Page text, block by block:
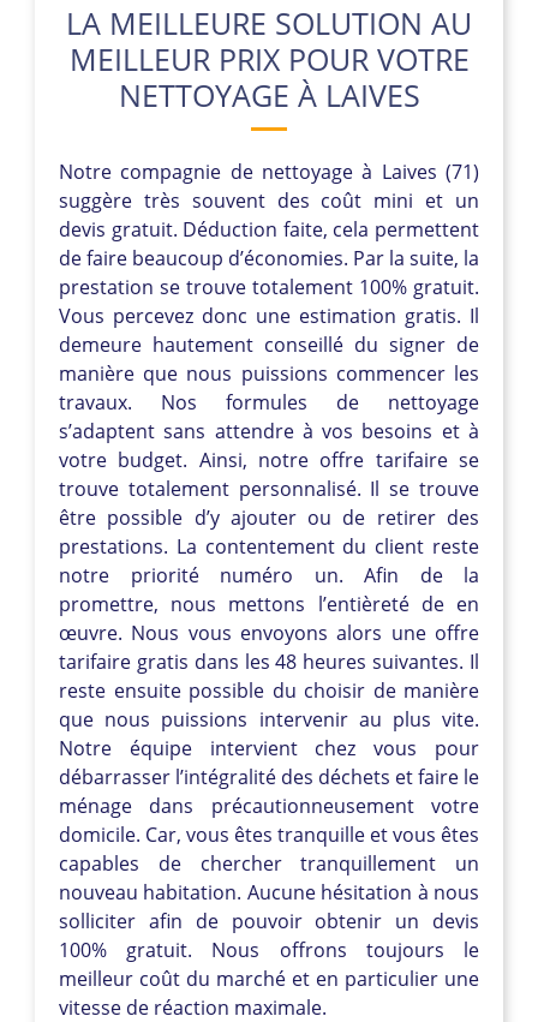
LA MEILLEURE SOLUTION AU
MEILLEUR PRIX POUR VOTRE
NETTOYAGE À LAIVES
Notre compagnie de nettoyage à Laives (71)
suggère très souvent des coût mini et un
devis gratuit. Déduction faite, cela permettent
de faire beaucoup d’économies. Par la suite, la
prestation se trouve totalement 100% gratuit.
Vous percevez donc une estimation gratis. Il
demeure hautement conseillé du signer de
manière que nous puissions commencer les
travaux. Nos formules de nettoyage
s’adaptent sans attendre à vos besoins et à
votre budget. Ainsi, notre offre tarifaire se
trouve totalement personnalisé. Il se trouve
être possible d’y ajouter ou de retirer des
prestations. La contentement du client reste
notre priorité numéro un. Afin de la
promettre, nous mettons l’entièreté de en
œuvre. Nous vous envoyons alors une offre
tarifaire gratis dans les 48 heures suivantes. Il
reste ensuite possible du choisir de manière
que nous puissions intervenir au plus vite.
Notre équipe intervient chez vous pour
débarrasser l’intégralité des déchets et faire le
ménage dans précautionneusement votre
domicile. Car, vous êtes tranquille et vous êtes
capables de chercher tranquillement un
nouveau habitation. Aucune hésitation à nous
solliciter afin de pouvoir obtenir un devis
100% gratuit. Nous offrons toujours le
meilleur coût du marché et en particulier une
vitesse de réaction maximale.